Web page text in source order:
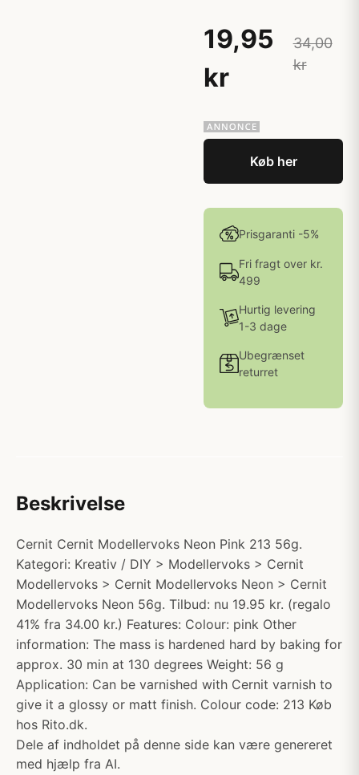
19,95
kr
34,00
kr
Køb her
Prisgaranti -5%
Fri fragt over kr.
499
Hurtig levering
1-3 dage
Ubegrænset
returret
Beskrivelse
Cernit Cernit Modellervoks Neon Pink 213 56g.
Kategori: Kreativ / DIY > Modellervoks > Cernit
Modellervoks > Cernit Modellervoks Neon > Cernit
Modellervoks Neon 56g. Tilbud: nu 19.95 kr. (regalo
41% fra 34.00 kr.) Features: Colour: pink Other
information: The mass is hardened hard by baking for
approx. 30 min at 130 degrees Weight: 56 g
Application: Can be varnished with Cernit varnish to
give it a glossy or matt finish. Colour code: 213 Køb
hos Rito.dk.
Dele af indholdet på denne side kan være genereret
med hjælp fra AI.